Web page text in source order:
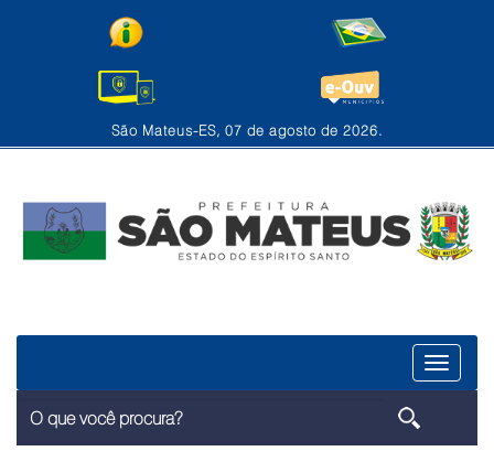
São Mateus-ES, 07 de agosto de 2026.
Menu